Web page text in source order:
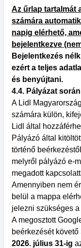
Az űrlap tartalmát
számára
napig elérhető,
bejelentkezve
Bejelentkezés
ezért a teljes
és benyújtani.
4.4. Pályázat
A Lidl
számára külön,
Lidl által
Pályázó által
történő
melyről pályázó e-
megadott
Amennyiben nem
belül a mappa
jelezni szükséges
A megosztott
beérkezését
2026. július 31-ig